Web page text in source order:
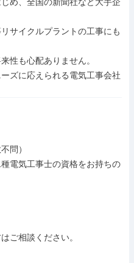
サイクルプラントの工事にも
性も心配ありません。
ズに応えられる電気工事会社
問）
電気工事士の資格をお持ちの
ご相談ください。